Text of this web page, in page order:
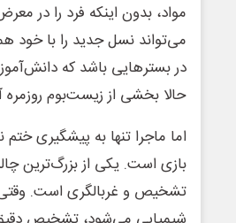
مواد، بدون اینکه فرد را در
می‌تواند نسل جدید را با خود
در بسترهایی باشد که
حالا بخشی از زیست‌بوم
اما ماجرا تنها به پیشگیری
بازی است. یکی از بزرگ‌ترین
تشخیص و غربالگری است. وقتی